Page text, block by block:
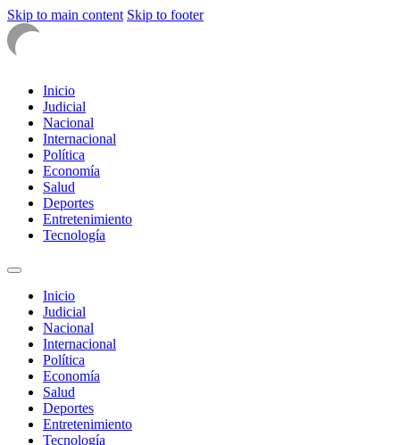
Skip to main content Skip to footer
Inicio
Judicial
Nacional
Internacional
Política
Economía
Salud
Deportes
Entretenimiento
Tecnología
Inicio
Judicial
Nacional
Internacional
Política
Economía
Salud
Deportes
Entretenimiento
Tecnología